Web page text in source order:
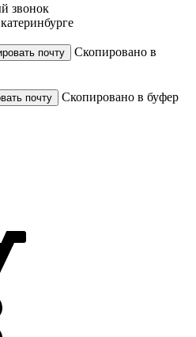
звонок
почту
Скопировано в
почту
Скопировано в буфер